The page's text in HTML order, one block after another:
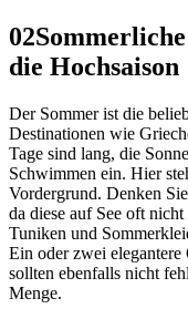
02
die Hochsaison
Der Sommer ist die
Destinationen wie
Tage sind lang, die
Schwimmen ein. Hier
Vordergrund. Denken
da diese auf See oft
Tuniken und
Ein oder zwei elegantere
sollten ebenfalls nicht
Menge.